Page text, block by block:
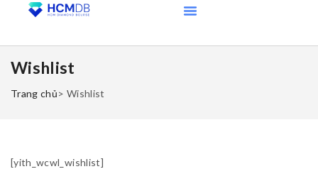
Wishlist
Trang chủ> Wishlist
[yith_wcwl_wishlist]